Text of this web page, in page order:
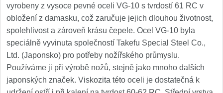
vyrobeny z vysoce pevné oceli VG-10 s tvrdostí 61 RC v
obložení z damasku, což zaručuje jejich dlouhou životnost,
spolehlivost a zároveň krásu čepele. Ocel VG-10 byla
speciálně vyvinuta společností Takefu Special Steel Co.,
Ltd. (Japonsko) pro potřeby nožířského průmyslu.
Používáme ji při výrobě nožů, stejně jako mnoho dalších
japonských značek. Viskozita této oceli je dostatečná k